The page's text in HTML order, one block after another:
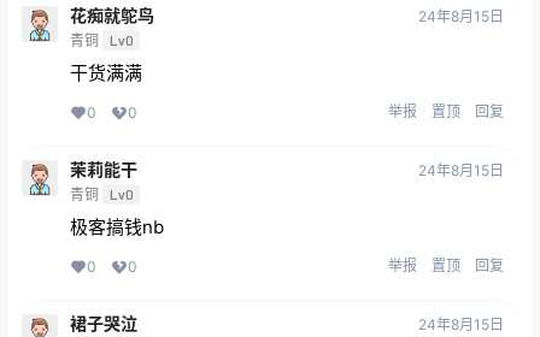
花痴就鸵鸟
青铜 Lv0
24年8月15日
干货满满
0 0 举报 置顶 回复
茉莉能干
青铜 Lv0
24年8月15日
极客搞钱nb
0 0 举报 置顶 回复
裙子哭泣 24年8月15日